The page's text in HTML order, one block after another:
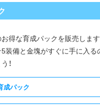
得な育成パックを販売します
装備と金塊がすぐに手に入る
！
成パック